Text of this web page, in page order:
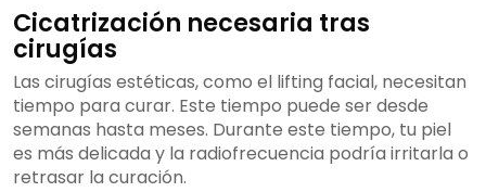
Cicatrización necesaria tras
cirugías
Las cirugías estéticas, como el lifting facial, necesitan
tiempo para curar. Este tiempo puede ser desde
semanas hasta meses. Durante este tiempo, tu piel
es más delicada y la radiofrecuencia podría irritarla o
retrasar la curación.